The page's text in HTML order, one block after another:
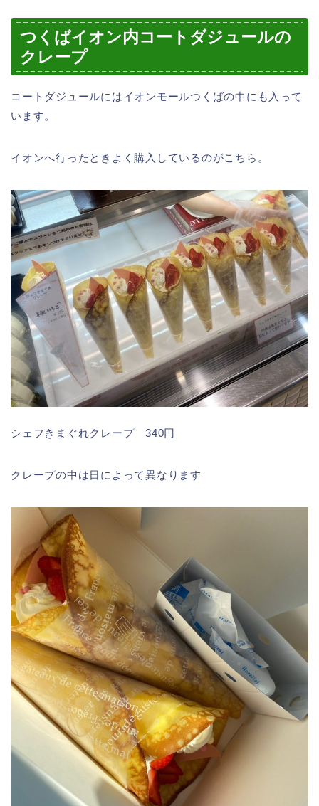
つくばイオン内コートダジュールの
クレープ
コートダジュールにはイオンモールつくばの中にも入って
います。
イオンへ行ったときよく購入しているのがこちら。
シェフきまぐれクレープ 340円
クレープの中は日によって異なります